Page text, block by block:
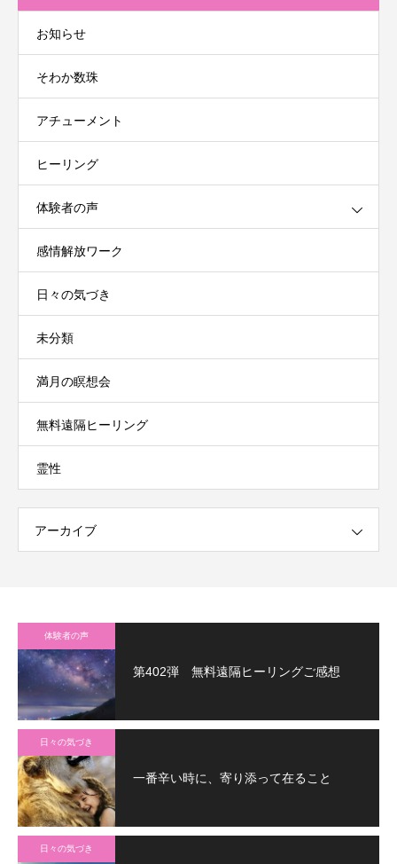
お知らせ
そわか数珠
アチューメント
ヒーリング
体験者の声
感情解放ワーク
日々の気づき
未分類
満月の瞑想会
無料遠隔ヒーリング
霊性
アーカイブ
体験者の声
第402弾 無料遠隔ヒーリングご感想
日々の気づき
一番辛い時に、寄り添って在ること
日々の気づき